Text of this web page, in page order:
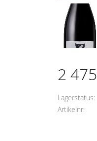
2 475
Lagerstatus
Artikelnr